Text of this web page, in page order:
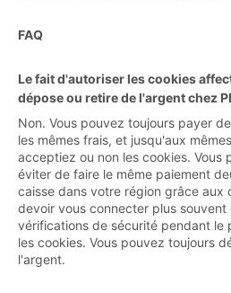
FAQ
Le fait d'autoriser les cookies
dépose ou retire de l'argent chez
Non. Vous pouvez toujours payer
les mêmes frais, et jusqu'aux
acceptiez ou non les cookies. Vous
éviter de faire le même paiement
caisse dans votre région grâce aux
devoir vous connecter plus
vérifications de sécurité pendant le
les cookies. Vous pouvez toujours
l'argent.